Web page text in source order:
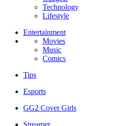
Technology
Lifestyle
Entertainment
Movies
Music
Comics
Tips
Esports
GG2 Cover Girls